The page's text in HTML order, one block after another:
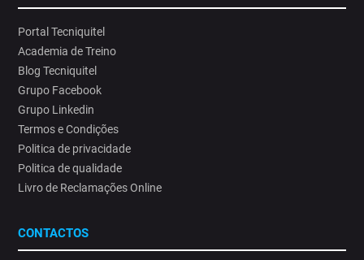
Portal Tecniquitel
Academia de Treino
Blog Tecniquitel
Grupo Facebook
Grupo Linkedin
Termos e Condições
Politica de privacidade
Politica de qualidade
Livro de Reclamações Online
CONTACTOS